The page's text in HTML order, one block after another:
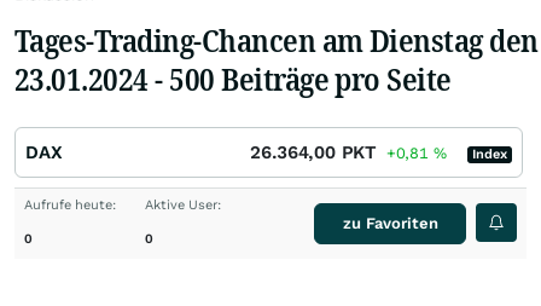
Tages-Trading-Chancen am Dienstag den
23.01.2024 - 500 Beiträge pro Seite
DAX 26.364,00 PKT +0,81 % Index
Aufrufe heute:
0
Aktive User:
0
zu Favoriten